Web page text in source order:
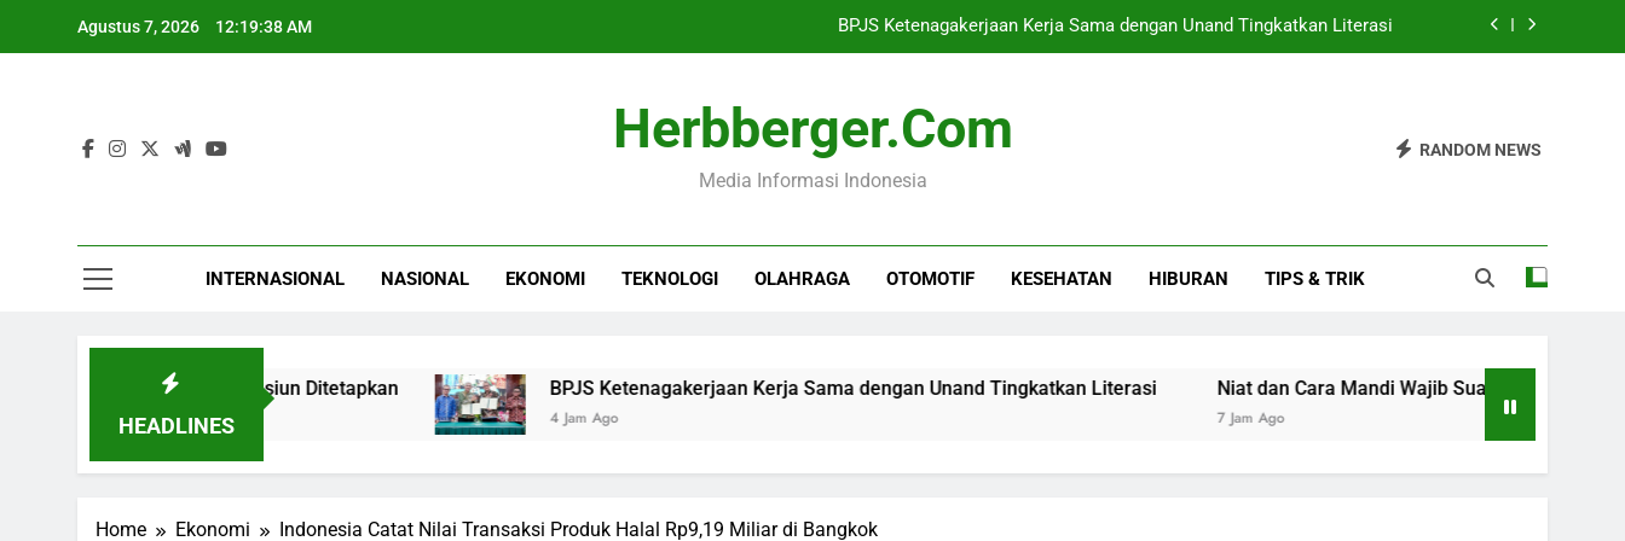
Agustus 7, 2026 12:19:39 AM BPJS Ketenagakerjaan Kerja Sama dengan Unand Tingkatkan Literasi
Ekonomi Lampung Diprediksi Tumbuh 5,0-5,6 Persen di 2026
Mutasi 22 Pati dan Pamen Polri Menuju Pensiun Ditetapkan
Niat dan Cara Mandi Wajib Suami Setelah Berhubungan Seksual
Herbberger.com
Media Informasi Indonesia
RANDOM NEWS
INTERNASIONAL NASIONAL EKONOMI TEKNOLOGI OLAHRAGA OTOMOTIF KESEHATAN HIBURAN TIPS & TRIK
HEADLINES
Polri Menuju Pensiun Ditetapkan BPJS Ketenagakerjaan Kerja Sama dengan Unand Tingkatkan Literasi
4 Jam Ago
Niat dan Cara Mandi Wajib Suami Setelah Berhubungan
Home Ekonomi Indonesia Catat Nilai Transaksi Produk Halal Rp9,19 Miliar di Bangkok